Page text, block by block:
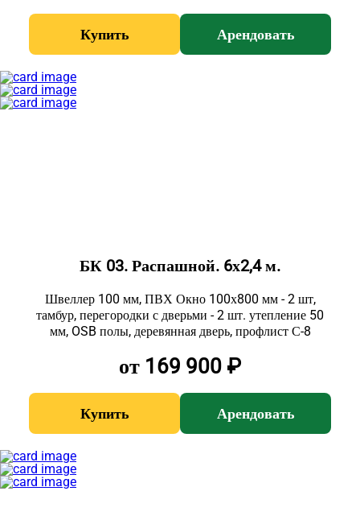
Купить Арендовать
БК 03. Распашной. 6х2,4 м.
Швеллер 100 мм, ПВХ Окно 100х800 мм - 2 шт,
тамбур, перегородки с дверьми - 2 шт. утепление 50
мм, OSB полы, деревянная дверь, профлист С-8
от 169 900 ₽
Купить Арендовать